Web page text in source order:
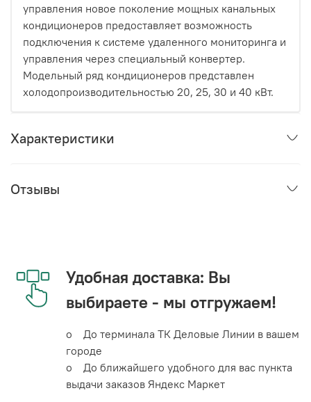
управления новое поколение мощных канальных
кондиционеров предоставляет возможность
подключения к системе удаленного мониторинга и
управления через специальный конвертер.
Модельный ряд кондиционеров представлен
холодопроизводительностью 20, 25, 30 и 40 кВт.
Характеристики
Отзывы
Удобная доставка: Вы
выбираете - мы отгружаем!
o До терминала ТК Деловые Линии в вашем
городе
o До ближайшего удобного для вас пункта
выдачи заказов Яндекс Маркет